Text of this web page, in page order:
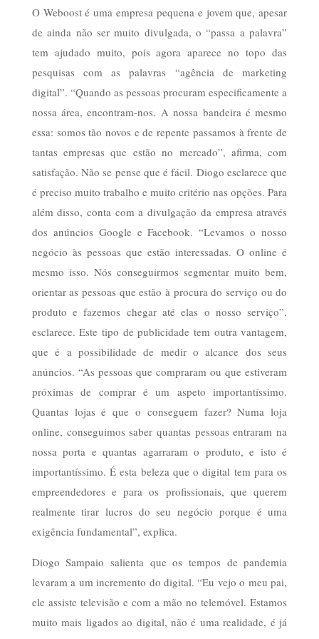
O Weboost é uma empresa pequena e jovem que, apesar
de ainda não ser muito divulgada, o “passa a palavra”
tem ajudado muito, pois agora aparece no topo das
pesquisas com as palavras “agência de marketing
digital”. “Quando as pessoas procuram especificamente a
nossa área, encontram-nos. A nossa bandeira é mesmo
essa: somos tão novos e de repente passamos à frente de
tantas empresas que estão no mercado”, afirma, com
satisfação. Não se pense que é fácil. Diogo esclarece que
é preciso muito trabalho e muito critério nas opções. Para
além disso, conta com a divulgação da empresa através
dos anúncios Google e Facebook. “Levamos o nosso
negócio às pessoas que estão interessadas. O online é
mesmo isso. Nós conseguirmos segmentar muito bem,
orientar as pessoas que estão à procura do serviço ou do
produto e fazemos chegar até elas o nosso serviço”,
esclarece. Este tipo de publicidade tem outra vantagem,
que é a possibilidade de medir o alcance dos seus
anúncios. “As pessoas que compraram ou que estiveram
próximas de comprar é um aspeto importantíssimo.
Quantas lojas é que o conseguem fazer? Numa loja
online, conseguimos saber quantas pessoas entraram na
nossa porta e quantas agarraram o produto, e isto é
importantíssimo. É esta beleza que o digital tem para os
empreendedores e para os profissionais, que querem
realmente tirar lucros do seu negócio porque é uma
exigência fundamental”, explica.
Diogo Sampaio salienta que os tempos de pandemia
levaram a um incremento do digital. “Eu vejo o meu pai,
ele assiste televisão e com a mão no telemóvel. Estamos
muito mais ligados ao digital, não é uma realidade, é já